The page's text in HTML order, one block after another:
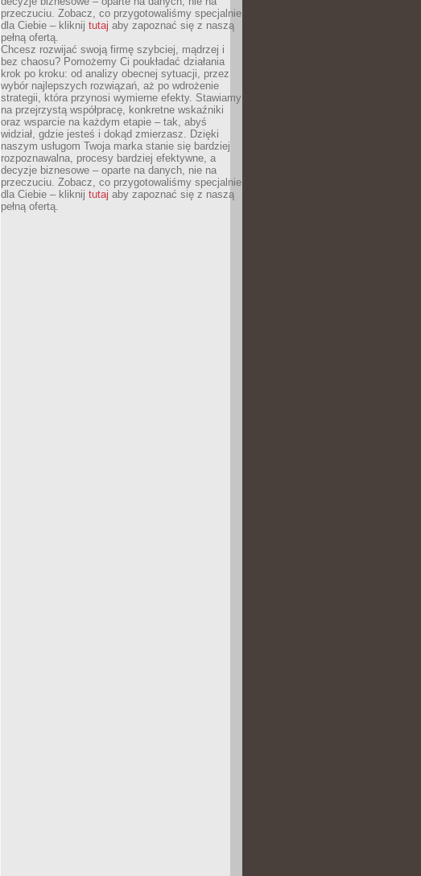
przeczuciu. Zobacz, co przygotowaliśmy specjalnie
dla Ciebie – kliknij tutaj aby zapoznać się z naszą
pełną ofertą.
Chcesz rozwijać swoją firmę szybciej, mądrzej i
bez chaosu? Pomożemy Ci poukładać działania
krok po kroku: od analizy obecnej sytuacji, przez
wybór najlepszych rozwiązań, aż po wdrożenie
strategii, która przynosi wymierne efekty. Stawiamy
na przejrzystą współpracę, konkretne wskaźniki
oraz wsparcie na każdym etapie – tak, abyś
widział, gdzie jesteś i dokąd zmierzasz. Dzięki
naszym usługom Twoja marka stanie się bardziej
rozpoznawalna, procesy bardziej efektywne, a
decyzje biznesowe – oparte na danych, nie na
przeczuciu. Zobacz, co przygotowaliśmy specjalnie
dla Ciebie – kliknij tutaj aby zapoznać się z naszą
pełną ofertą.